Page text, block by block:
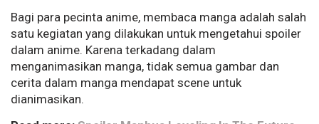
Bagi para pecinta anime, membaca manga adalah salah
satu kegiatan yang dilakukan untuk mengetahui spoiler
dalam anime. Karena terkadang dalam
menganimasikan manga, tidak semua gambar dan
cerita dalam manga mendapat scene untuk
dianimasikan.